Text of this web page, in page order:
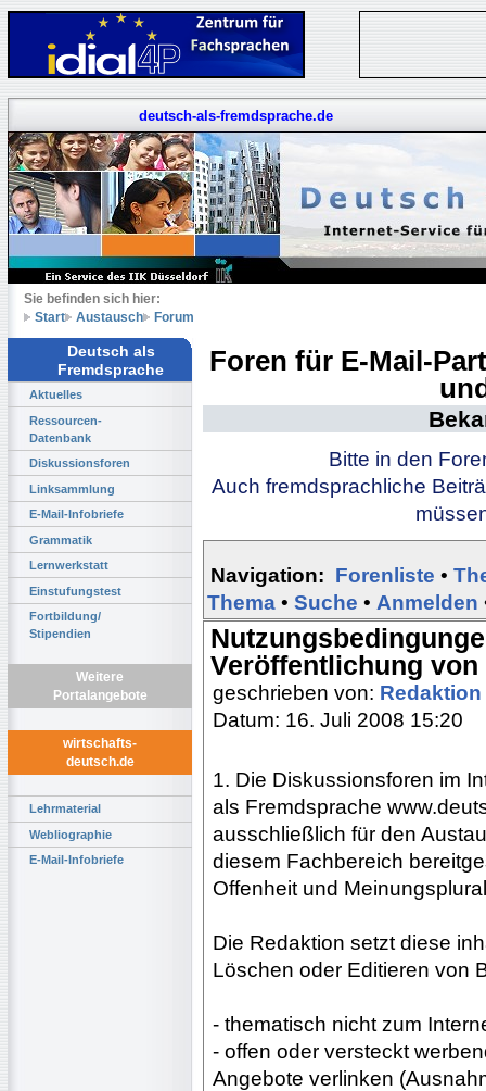
deutsch-als-fremdsprache.de
Sie befinden sich hier:
Start
Austausch Forum
Deutsch als
Fremdsprache
Aktuelles
Ressourcen-
Datenbank
Diskussionsforen
Linksammlung
E-Mail-Infobriefe
Grammatik
Lernwerkstatt
Einstufungstest
Fortbildung/
Stipendien
Weitere
Portalangebote
wirtschafts-
deutsch.de
Lehrmaterial
Webliographie
E-Mail-Infobriefe
Foren für E-Mail-
Bitte in den
Auch fremdsprachliche
Navigation: Forenliste •
Thema • Suche • Anmelden
Veröffentlichung von
geschrieben von: Redaktion
Datum: 16. Juli 2008 15:20
1. Die Diskussionsforen im
als Fremdsprache
ausschließlich für den
diesem Fachbereich
Offenheit und
Die Redaktion setzt diese
Löschen oder Editieren von
- thematisch nicht zum
- offen oder versteckt
Angebote verlinken